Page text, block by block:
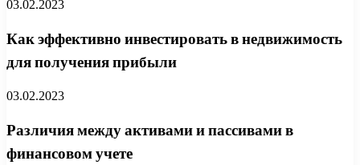
03.02.2023
Как эффективно инвестировать в недвижимость
для получения прибыли
03.02.2023
Различия между активами и пассивами в
финансовом учете